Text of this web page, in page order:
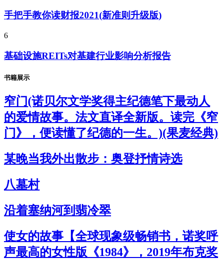
手把手教你读财报2021(新准则升级版)
6
基础设施REITs对基建行业影响分析报告
书籍展示
窄门(诺贝尔文学奖得主纪德笔下最动人
的爱情故事。法文直译全新版。读完《窄
门》，便读懂了纪德的一生。)(果麦经典)
某晚当我外出散步：奥登抒情诗选
八墓村
沿着塞纳河到翡冷翠
使女的故事【全球现象级畅销书，诺奖呼
声最高的女性版《1984》，2019年布克奖